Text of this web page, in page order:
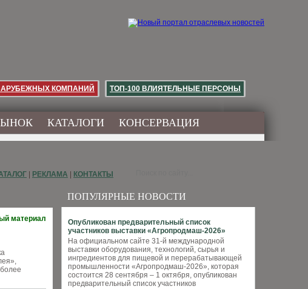
КОМПАНИЙ ТОП-100 ВЛИЯТЕЛЬНЫЕ ПЕРСОНЫ
КАТАЛОГИ КОНСЕРВАЦИЯ
ПОПУЛЯРНЫЕ НОВОСТИ
Опубликован предварительный список
участников выставки «Агропродмаш-2026»
На официальном сайте 31-й международной
выставки оборудования, технологий, сырья и
ингредиентов для пищевой и перерабатывающей
промышленности «Агропродмаш-2026», которая
состоится 28 сентября – 1 октября, опубликован
предварительный список участников
РЕКЛАМА КОНТАКТЫ
материал